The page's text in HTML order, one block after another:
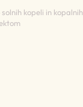
kopeli in kopalnih